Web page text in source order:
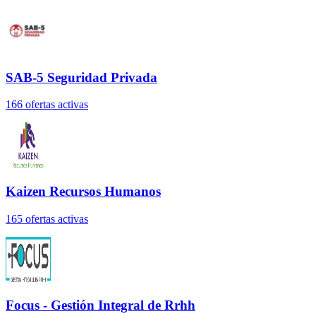
SAB-5 Seguridad Privada
166 ofertas activas
Kaizen Recursos Humanos
165 ofertas activas
Focus - Gestión Integral de Rrhh